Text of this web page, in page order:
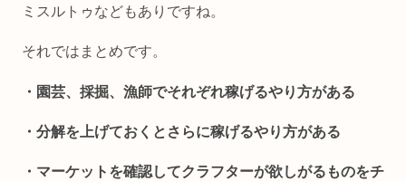
ミスルトゥなどもありですね。
それではまとめです。
・園芸、採掘、漁師でそれぞれ稼げるやり方がある
・分解を上げておくとさらに稼げるやり方がある
・マーケットを確認してクラフターが欲しがるものをチ